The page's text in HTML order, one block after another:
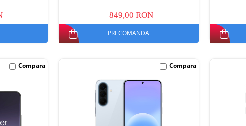
849,00 RON
PRECOMANDA
Compara Compara